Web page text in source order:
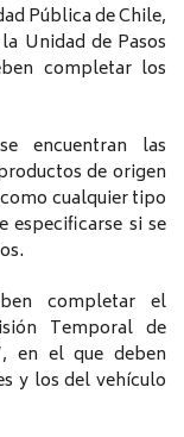
Pública de Chile,
Unidad de Pasos
completar los
encuentran las
de origen
cualquier tipo
especificarse si se
completar el
Temporal de
en el que deben
y los del vehículo